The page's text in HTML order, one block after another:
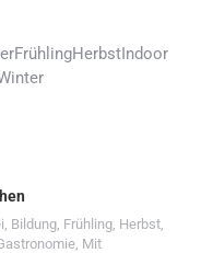
FrühlingHerbstIndoor
, Bildung, Frühling, Herbst,
, Mit